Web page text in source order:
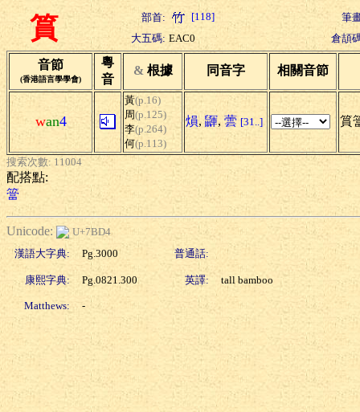
篔 部首: [118]
筆
大五碼: EAC0 倉頡
音節
(香港語言學學會)
粵
音
& 根據 同音字 相關音節
wan4
黃(p.16)
周(p.125)
李(p.264)
何(p.113)
熉, 鼲, 蕓 [31..] 篔
搜索次數: 11004
配搭點:
簹
Unicode:
U+7BD4
漢語大字典:
Pg.3000 普通話:
康熙字典: Pg.0821.300 英譯: tall bamboo
Matthews: -